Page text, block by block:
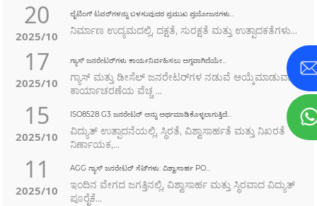
20
2025/10
ಲೈಟಿಂಗ್ ಟವರ್‌ಗಳನ್ನು ಬಳಸುವುದರ ಪ್ರಮುಖ ಪ್ರಯೋಜನಗಳು...
ನಿರ್ಮಾಣ ಉದ್ಯಮದಲ್ಲಿ, ದಕ್ಷತೆ, ಸುರಕ್ಷತೆ ಮತ್ತು ಉತ್ಪಾದಕತೆಗಳು...
17
2025/10
ಗ್ಯಾಸ್ ಜನರೇಟರ್‌ಗಳು ಕಾರ್ಯನಿರ್ವಹಿಸಲು ಅಗ್ಗವಾಗಿದೆಯೇ...
ಗ್ಯಾಸ್ ಮತ್ತು ಡೀಸೆಲ್ ಜನರೇಟರ್‌ಗಳ ನಡುವೆ ಆಯ್ಕೆಮಾಡುವಾಗ,
ಕಾರ್ಯಾಚರಣೆಯ ವೆಚ್ಚ ...
15
2025/10
ISO8528 G3 ಜನರೇಟರ್ ಅನ್ನು ಅರ್ಥಮಾಡಿಕೊಳ್ಳಲಾಗುತ್ತಿದೆ...
ವಿದ್ಯುತ್ ಉತ್ಪಾದನೆಯಲ್ಲಿ, ಸ್ಥಿರತೆ, ವಿಶ್ವಾಸಾರ್ಹತೆ ಮತ್ತು ನಿಖರತೆ
ನಿರ್ಣಾಯಕ,...
11
2025/10
AGG ಗ್ಯಾಸ್ ಜನರೇಟರ್ ಸೆಟ್‌ಗಳು: ವಿಶ್ವಾಸಾರ್ಹ PO...
ಇಂದಿನ ವೇಗದ ಜಗತ್ತಿನಲ್ಲಿ, ವಿಶ್ವಾಸಾರ್ಹ ಮತ್ತು ಸ್ಥಿರವಾದ ವಿದ್ಯುತ್
ಪೂರೈಕೆ...